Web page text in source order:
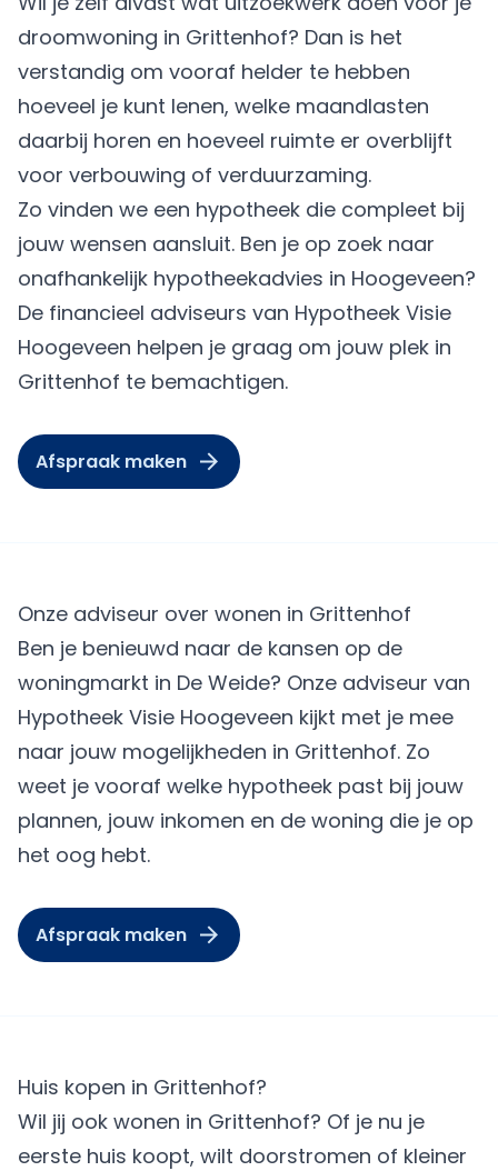
droomwoning in Grittenhof? Dan is het
verstandig om vooraf helder te hebben
hoeveel je kunt lenen, welke maandlasten
daarbij horen en hoeveel ruimte er overblijft
voor verbouwing of verduurzaming.
Zo vinden we een hypotheek die compleet bij
jouw wensen aansluit. Ben je op zoek naar
onafhankelijk hypotheekadvies in Hoogeveen?
De financieel adviseurs van Hypotheek Visie
Hoogeveen helpen je graag om jouw plek in
Grittenhof te bemachtigen.
Afspraak maken
Onze adviseur over wonen in Grittenhof
Ben je benieuwd naar de kansen op de
woningmarkt in De Weide? Onze adviseur van
Hypotheek Visie Hoogeveen kijkt met je mee
naar jouw mogelijkheden in Grittenhof. Zo
weet je vooraf welke hypotheek past bij jouw
plannen, jouw inkomen en de woning die je op
het oog hebt.
Afspraak maken
Huis kopen in Grittenhof?
Wil jij ook wonen in Grittenhof? Of je nu je
eerste huis koopt, wilt doorstromen of kleiner